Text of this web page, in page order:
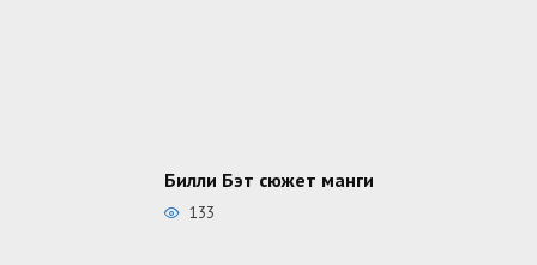
Билли Бэт сюжет манги
133